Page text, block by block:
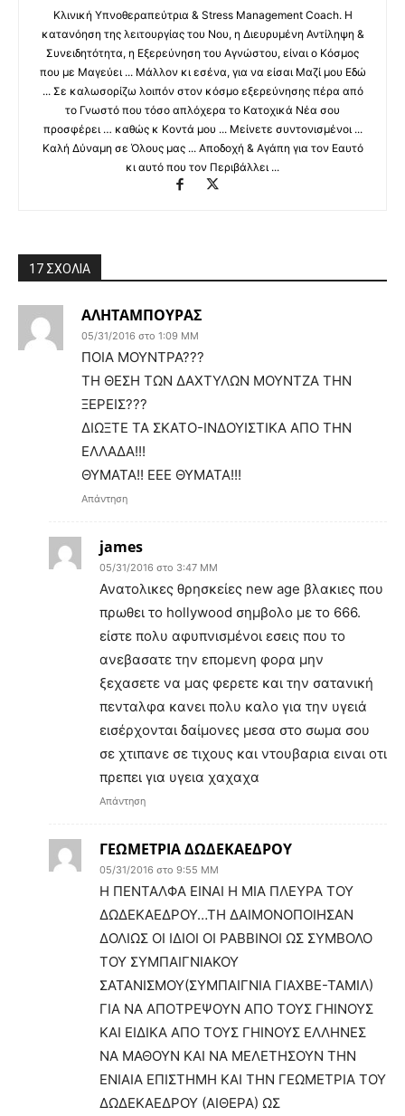
Κλινική Υπνοθεραπεύτρια & Stress Management Coach. Η
κατανόηση της λειτουργίας του Νου, η Διευρυμένη Αντίληψη &
Συνειδητότητα, η Εξερεύνηση του Αγνώστου, είναι ο Κόσμος
που με Μαγεύει ... Μάλλον κι εσένα, για να είσαι Μαζί μου Εδώ
... Σε καλωσορίζω λοιπόν στον κόσμο εξερεύνησης πέρα από
το Γνωστό που τόσο απλόχερα το Κατοχικά Νέα σου
προσφέρει … καθώς κ Κοντά μου ... Μείνετε συντονισμένοι ...
Καλή Δύναμη σε Όλους μας ... Αποδοχή & Αγάπη για τον Εαυτό
κι αυτό που τον Περιβάλλει ...
17 ΣΧΟΛΙΑ
ΑΛΗΤΑΜΠΟΥΡΑΣ
05/31/2016 στο 1:09 ΜΜ
ΠΟΙΑ ΜΟΥΝΤΡΑ???
ΤΗ ΘΕΣΗ ΤΩΝ ΔΑΧΤΥΛΩΝ ΜΟΥΝΤΖΑ ΤΗΝ
ΞΕΡΕΙΣ???
ΔΙΩΞΤΕ ΤΑ ΣΚΑΤΟ-ΙΝΔΟΥΙΣΤΙΚΑ ΑΠΟ ΤΗΝ
ΕΛΛΑΔΑ!!!
ΘΥΜΑΤΑ!! ΕΕΕ ΘΥΜΑΤΑ!!!
Απάντηση
james
05/31/2016 στο 3:47 ΜΜ
Ανατολικες θρησκείες new age βλακιες που
πρωθει το hollywood σημβολο με το 666.
είστε πολυ αφυπνισμένοι εσεις που το
ανεβασατε την επομενη φορα μην
ξεχασετε να μας φερετε και την σατανική
πενταλφα κανει πολυ καλο για την υγειά
εισέρχονται δαίμονες μεσα στο σωμα σου
σε χτιπανε σε τιχους και ντουβαρια ειναι οτι
πρεπει για υγεια χαχαχα
Απάντηση
ΓΕΩΜΕΤΡΙΑ ΔΩΔΕΚΑΕΔΡΟΥ
05/31/2016 στο 9:55 ΜΜ
Η ΠΕΝΤΑΛΦΑ ΕΙΝΑΙ Η ΜΙΑ ΠΛΕΥΡΑ ΤΟΥ
ΔΩΔΕΚΑΕΔΡΟΥ…ΤΗ ΔΑΙΜΟΝΟΠΟΙΗΣΑΝ
ΔΟΛΙΩΣ ΟΙ ΙΔΙΟΙ ΟΙ ΡΑΒΒΙΝΟΙ ΩΣ ΣΥΜΒΟΛΟ
ΤΟΥ ΣΥΜΠΑΙΓΝΙΑΚΟΥ
ΣΑΤΑΝΙΣΜΟΥ(ΣΥΜΠΑΙΓΝΙΑ ΓΙΑΧΒΕ-ΤΑΜΙΛ)
ΓΙΑ ΝΑ ΑΠΟΤΡΕΨΟΥΝ ΑΠΟ ΤΟΥΣ ΓΗΙΝΟΥΣ
ΚΑΙ ΕΙΔΙΚΑ ΑΠΟ ΤΟΥΣ ΓΗΙΝΟΥΣ ΕΛΛΗΝΕΣ
ΝΑ ΜΑΘΟΥΝ ΚΑΙ ΝΑ ΜΕΛΕΤΗΣΟΥΝ ΤΗΝ
ΕΝΙΑΙΑ ΕΠΙΣΤΗΜΗ ΚΑΙ ΤΗΝ ΓΕΩΜΕΤΡΙΑ ΤΟΥ
ΔΩΔΕΚΑΕΔΡΟΥ (ΑΙΘΕΡΑ) ΩΣ